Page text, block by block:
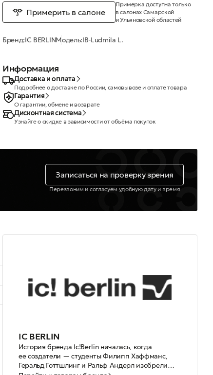
Примерить в салоне
Примерка доступна только
в салонах Самарской
и Ульяновской областей
Бренд:IC BERLINМодель:IB-Ludmila L.
Информация
Доставка и оплата
Подробнее о доставке по России, самовывозе и оплате товара
Гарантия
О гарантии, обмене и возврате
Дисконтная система
Узнайте о скидке в зависимости от объёма покупок
Записаться на проверку зрения
Перезвоним и согласуем удобную дату и время
IC BERLIN
История бренда Ic!Berlin началась, когда
ее создатели — студенты Филипп Хаффманс,
Геральд Готтшлинг и Ральф Андерл изобрели